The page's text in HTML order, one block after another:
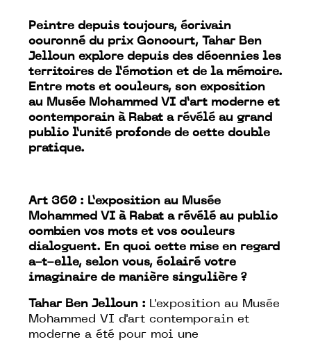
Peintre depuis toujours, écrivain
couronné du prix Goncourt, Tahar Ben
Jelloun explore depuis des décennies les
territoires de l’émotion et de la mémoire.
Entre mots et couleurs, son exposition
au Musée Mohammed VI d’art moderne et
contemporain à Rabat a révélé au grand
public l’unité profonde de cette double
pratique.
Art 360 : L’exposition au Musée
Mohammed VI à Rabat a révélé au public
combien vos mots et vos couleurs
dialoguent. En quoi cette mise en regard
a-t-elle, selon vous, éclairé votre
imaginaire de manière singulière ?
Tahar Ben Jelloun : L'exposition au Musée
Mohammed VI d'art contemporain et
moderne a été pour moi une